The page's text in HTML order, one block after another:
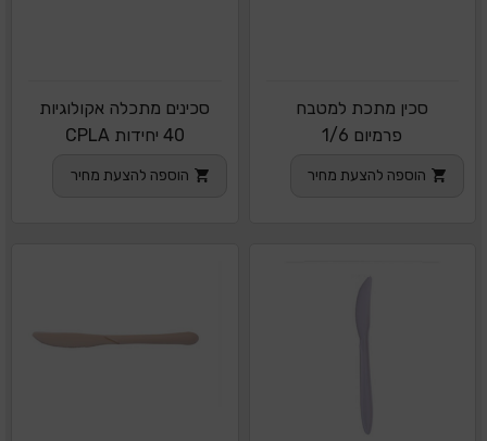
סכין מתכת למטבח
פרמיום 1/6
הוספה להצעת מחיר
סכינים מתכלה אקולוגיות
40 יחידות CPLA
הוספה להצעת מחיר